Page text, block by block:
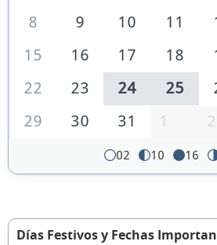
8
9 10 11
15
16 17 18
22
23 24 25
29
30 31 1 2
02 10 16
Días Festivos y Fechas